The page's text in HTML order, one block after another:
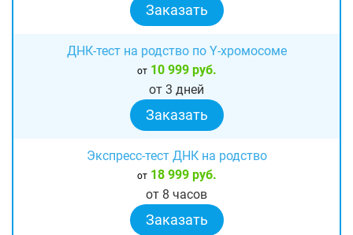
Заказать
ДНК-тест на родство по Y-хромосоме
от10 999 руб.
от 3 дней
Заказать
Экспресс-тест ДНК на родство
от18 999 руб.
от 8 часов
Заказать